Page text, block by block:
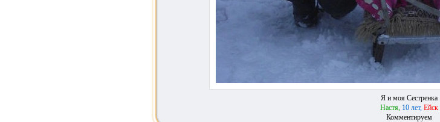
Я и моя Сестренка
Настя, 10 лет, Ейск
Комментируем